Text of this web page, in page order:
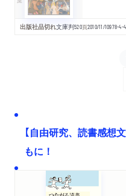
出版社品切れ文庫判520頁2010/11/10978-4-
【自由研究、読書感想
もに！